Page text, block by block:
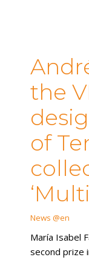
the
of
News @en
María Isabel
second prize